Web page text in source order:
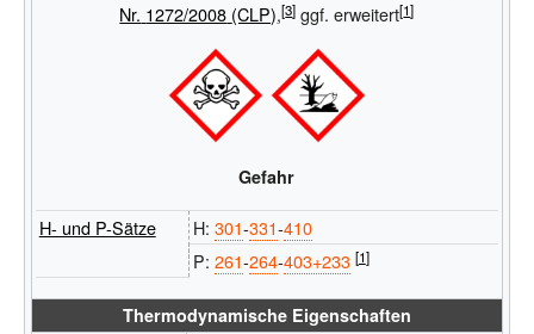
Nr. 1272/2008 (CLP), ggf. erweitert
Gefahr
H- und P-Sätze H: 301‐331‐410
P: 261‐264‐403+233
Thermodynamische Eigenschaften